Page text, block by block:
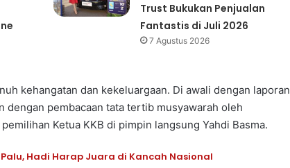
Trust Bukukan Penjualan
Fantastis di Juli 2026
7 Agustus 2026
kehangatan dan kekeluargaan. Di awali dengan laporan
dengan pembacaan tata tertib musyawarah oleh
Ketua KKB di pimpin langsung Yahdi Basma.
Hadi Harap Juara di Kancah Nasional